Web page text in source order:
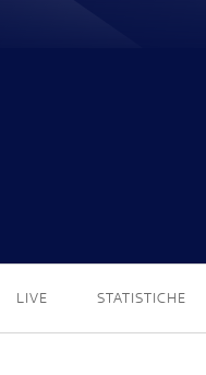
LIVE STATISTICHE